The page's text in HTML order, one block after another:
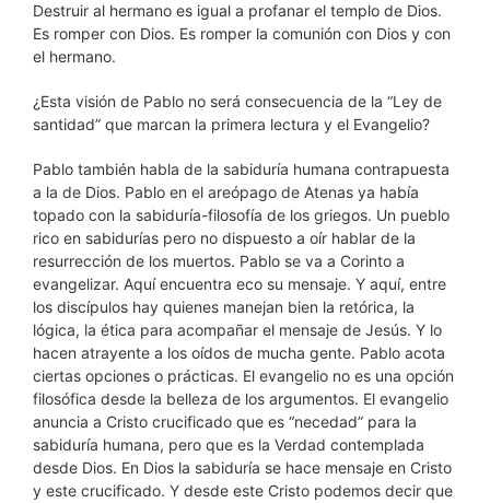
Destruir al hermano es igual a profanar el templo de Dios.
Es romper con Dios. Es romper la comunión con Dios y con
el hermano.
¿Esta visión de Pablo no será consecuencia de la “Ley de
santidad” que marcan la primera lectura y el Evangelio?
Pablo también habla de la sabiduría humana contrapuesta
a la de Dios. Pablo en el areópago de Atenas ya había
topado con la sabiduría-filosofía de los griegos. Un pueblo
rico en sabidurías pero no dispuesto a oír hablar de la
resurrección de los muertos. Pablo se va a Corinto a
evangelizar. Aquí encuentra eco su mensaje. Y aquí, entre
los discípulos hay quienes manejan bien la retórica, la
lógica, la ética para acompañar el mensaje de Jesús. Y lo
hacen atrayente a los oídos de mucha gente. Pablo acota
ciertas opciones o prácticas. El evangelio no es una opción
filosófica desde la belleza de los argumentos. El evangelio
anuncia a Cristo crucificado que es “necedad” para la
sabiduría humana, pero que es la Verdad contemplada
desde Dios. En Dios la sabiduría se hace mensaje en Cristo
y este crucificado. Y desde este Cristo podemos decir que